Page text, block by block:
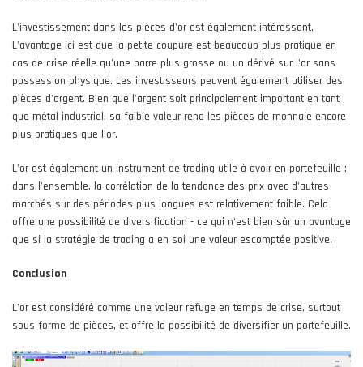
L'investissement dans les pièces d'or est également intéressant.
L'avantage ici est que la petite coupure est beaucoup plus pratique en
cas de crise réelle qu'une barre plus grosse ou un dérivé sur l'or sans
possession physique. Les investisseurs peuvent également utiliser des
pièces d'argent. Bien que l'argent soit principalement important en tant
que métal industriel, sa faible valeur rend les pièces de monnaie encore
plus pratiques que l'or.
L'or est également un instrument de trading utile à avoir en portefeuille :
dans l'ensemble, la corrélation de la tendance des prix avec d'autres
marchés sur des périodes plus longues est relativement faible. Cela
offre une possibilité de diversification - ce qui n'est bien sûr un avantage
que si la stratégie de trading a en soi une valeur escomptée positive.
Conclusion
L'or est considéré comme une valeur refuge en temps de crise, surtout
sous forme de pièces, et offre la possibilité de diversifier un portefeuille.